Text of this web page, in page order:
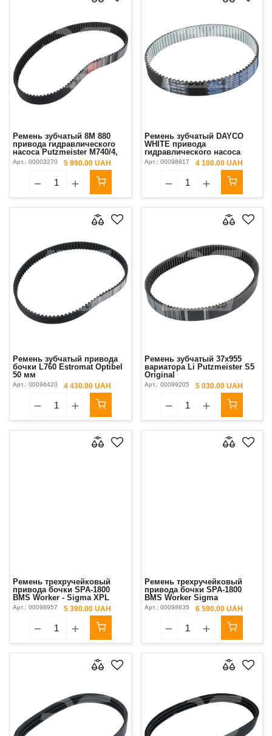
Ремень зубчатый 8M 880
привода гидравлического
насоса Putzmeister М740/4,
М760/4
Арт.: 00003270 5 990.00 UAH
Ремень зубчатый DAYCO
WHITE привода
гидравлического насоса
белый с полиуретановым
покрытием
Арт.: 00098917 4 100.00 UAH
Ремень зубчатый привода
бочки L760 Estromat Optibel
50 мм
Арт.: 00096420 4 430.00 UAH
Ремень зубчатый 37x955
вариатора Li Putzmeister S5
Original
Арт.: 00099205 5 030.00 UAH
Ремень трехручейковый
привода бочки SPA-1800
BMS Worker - Sigma XPL
Арт.: 00098957 5 390.00 UAH
Ремень трехручейковый
привода бочки SPA-1800
BMS Worker Sigma
CONTITECH
Арт.: 00098635 6 590.00 UAH